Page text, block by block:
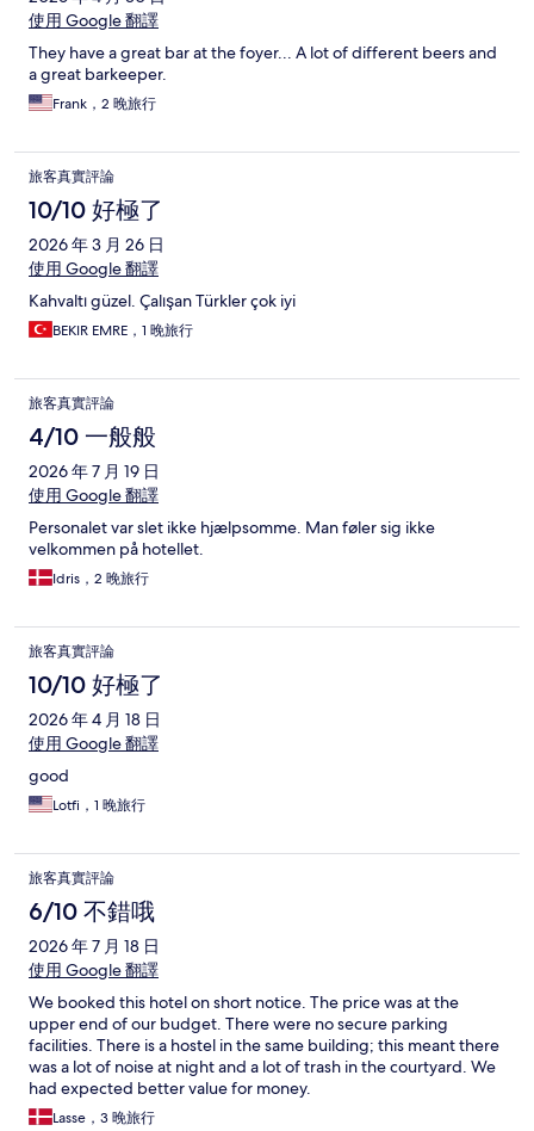
使用 Google 翻譯
They have a great bar at the foyer... A lot of different beers and
a great barkeeper.
Frank，2 晚旅行
旅客真實評論
10/10 好極了
2026 年 3 月 26 日
使用 Google 翻譯
Kahvaltı güzel. Çalışan Türkler çok iyi
BEKIR EMRE，1 晚旅行
旅客真實評論
4/10 一般般
2026 年 7 月 19 日
使用 Google 翻譯
Personalet var slet ikke hjælpsomme. Man føler sig ikke
velkommen på hotellet.
Idris，2 晚旅行
旅客真實評論
10/10 好極了
2026 年 4 月 18 日
使用 Google 翻譯
good
Lotfi，1 晚旅行
旅客真實評論
6/10 不錯哦
2026 年 7 月 18 日
使用 Google 翻譯
We booked this hotel on short notice. The price was at the
upper end of our budget. There were no secure parking
facilities. There is a hostel in the same building; this meant there
was a lot of noise at night and a lot of trash in the courtyard. We
had expected better value for money.
Lasse，3 晚旅行